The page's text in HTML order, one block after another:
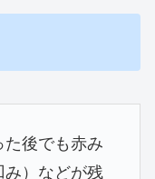
後でも赤み
み）などが残